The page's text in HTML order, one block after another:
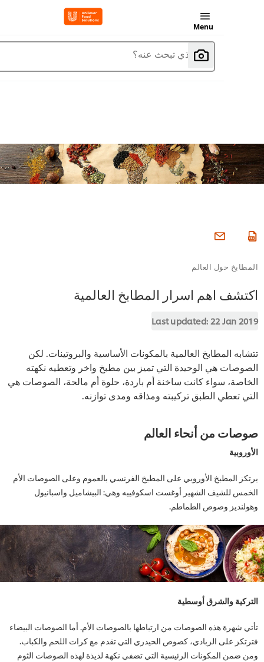
ما الذي تبحث عنه؟
حول العالم
اهم اسرار المطابخ العالمية
Last updated:22 Jan
المطابخ العالمية بالمكونات الأساسية والبروتينات. لكن
هي الوحيدة التي تميز بين مطبخ واخر وتعطيه نكهته
سواء كانت ساخنة أم باردة، حلوة أم مالحة، الصوصات هي
تعطي الطبق تركيبته ومذاقه ومدى توازنه.
من أنحاء العالم
المطبخ الأوروبي على المطبخ الفرنسي بالعموم وعلى الصوصات الأم
للشيف الشهير أوغست اسكوفييه وهي: البيشاميل واسبانيول
وصوص الطماطم.
والشرق أوسطية
شهرة هذه الصوصات من ارتباطها بالصوصات الأم. أما الصوصات البيضاء
على الزبادي، كصوص الحيدري التي تقدم مع كرات اللحم والكباب.
المكونات الرئيسية التي تضفي نكهة لذيذة لهذه الصوصات الثوم